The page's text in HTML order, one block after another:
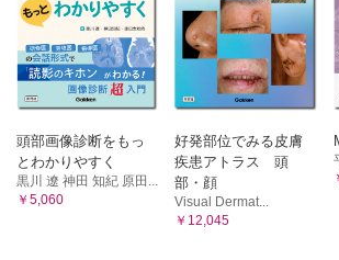
8．線維形成性小円形細胞腫瘍 山下享子，
11 その他
1．ガングリオン 田宮貞史，小橋由紋子，
2．腫瘍状石灰症 田宮貞史，小橋由紋子，
第4章 骨軟部組織発生未分化小円形細胞肉
1．Ewing肉腫 小田義直，青木隆敏，相羽
2．Ewing like sarcoma（EWSR1-non-ETS融
る円形細胞肉腫 ・CIC遺伝子再構成肉腫・
を有する肉腫） 吉田朗彦，三宅基隆，相
第5章 骨軟部組織発生遺伝性腫瘍症候群
頭部画像診断をもっ
とわかりやすく
黒川 遼 神田 知紀 原田...
￥5,060
好発部位でみる皮膚
疾患アトラス 頭
部・顔
Visual Dermat...
￥12,045